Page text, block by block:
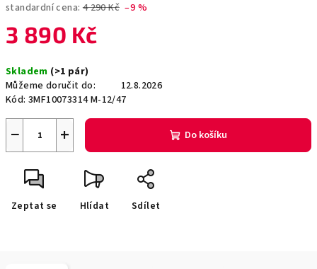
standardní cena: 4 290 Kč –9 %
3 890 Kč
cena:
Skladem (>1 pár)
Můžeme doručit do:
12.8.2026
Kód: 3MF10073314 M-12/47
+
− Do košíku
Zeptat se Hlídat Sdílet